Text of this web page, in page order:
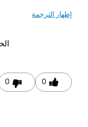
إظهار الترجمة
0
0